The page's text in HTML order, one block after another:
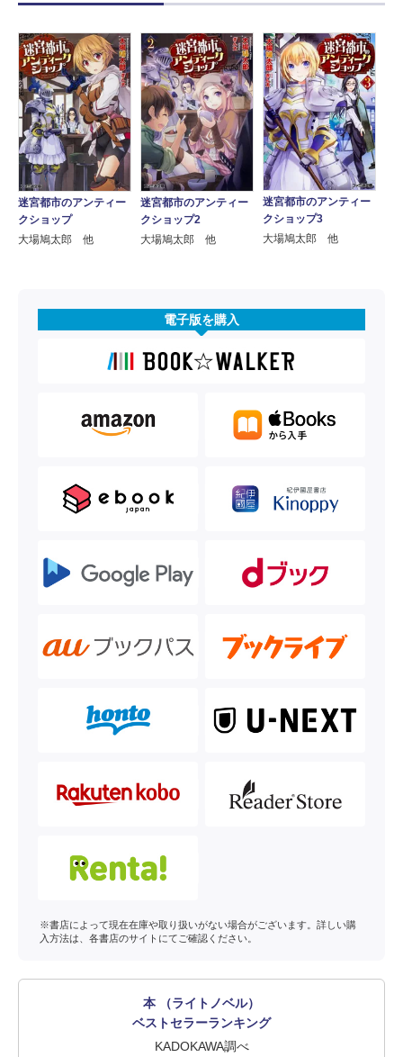
迷宮都市のアンティー
クショップ
大場鳩太郎 他
迷宮都市のアンティー
クショップ2
大場鳩太郎 他
迷宮都市のアンティー
クショップ3
大場鳩太郎 他
電子版を購入
※書店によって現在在庫や取り扱いがない場合がございます。詳しい購
入方法は、各書店のサイトにてご確認ください。
本 （ライトノベル）
ベストセラーランキング
KADOKAWA調べ